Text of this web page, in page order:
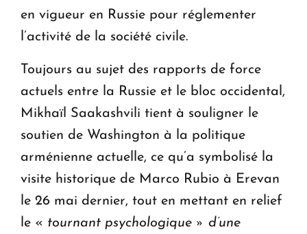
en vigueur en Russie pour réglementer
l’activité de la société civile.
Toujours au sujet des rapports de force
actuels entre la Russie et le bloc occidental,
Mikhaïl Saakashvili tient à souligner le
soutien de Washington à la politique
arménienne actuelle, ce qu’a symbolisé la
visite historique de Marco Rubio à Erevan
le 26 mai dernier, tout en mettant en relief
le « tournant psychologique » d’une